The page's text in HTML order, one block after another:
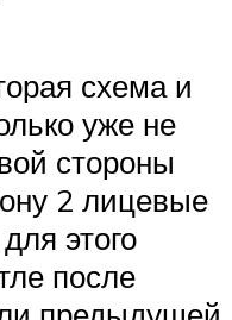
схема и
уже не
стороны
2 лицевые
этого
после